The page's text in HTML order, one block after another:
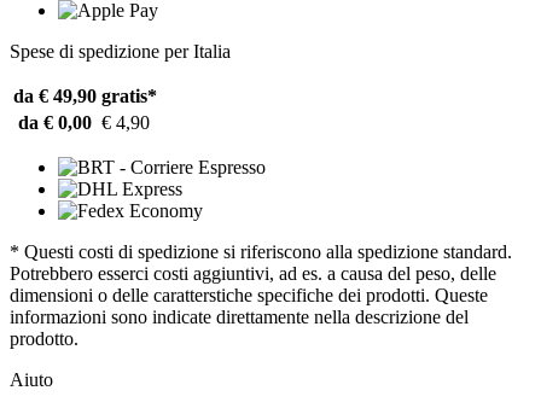
Spese di spedizione per Italia
da € 49,90 gratis*
da € 0,00 € 4,90
* Questi costi di spedizione si riferiscono alla spedizione standard.
Potrebbero esserci costi aggiuntivi, ad es. a causa del peso, delle
dimensioni o delle caratterstiche specifiche dei prodotti. Queste
informazioni sono indicate direttamente nella descrizione del
prodotto.
Aiuto